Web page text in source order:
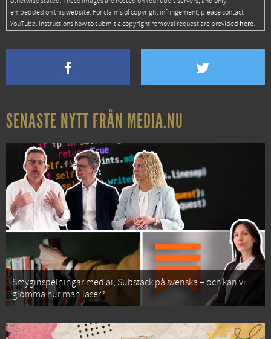
embedded on this website. For claims of copyright infringement, please contact
YouTube. Instructions how to submit a copyright removal request are provided here.
SENASTE NYTT FRÅN MEDIA.NU
Smyginspelningar med ai, Substack på svenska – och kan vi
glömma hur man läser?